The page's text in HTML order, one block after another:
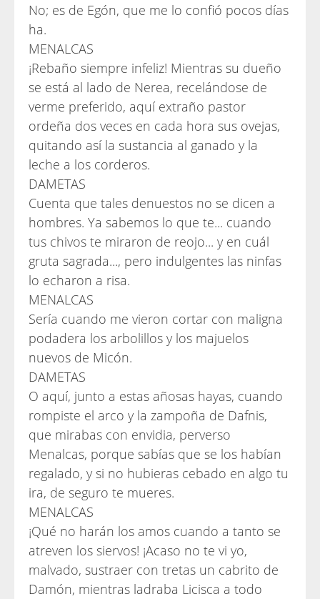
No; es de Egón, que me lo confió pocos días
ha.
MENALCAS
¡Rebaño siempre infeliz! Mientras su dueño
se está al lado de Nerea, recelándose de
verme preferido, aquí extraño pastor
ordeña dos veces en cada hora sus ovejas,
quitando así la sustancia al ganado y la
leche a los corderos.
DAMETAS
Cuenta que tales denuestos no se dicen a
hombres. Ya sabemos lo que te... cuando
tus chivos te miraron de reojo... y en cuál
gruta sagrada..., pero indulgentes las ninfas
lo echaron a risa.
MENALCAS
Sería cuando me vieron cortar con maligna
podadera los arbolillos y los majuelos
nuevos de Micón.
DAMETAS
O aquí, junto a estas añosas hayas, cuando
rompiste el arco y la zampoña de Dafnis,
que mirabas con envidia, perverso
Menalcas, porque sabías que se los habían
regalado, y si no hubieras cebado en algo tu
ira, de seguro te mueres.
MENALCAS
¡Qué no harán los amos cuando a tanto se
atreven los siervos! ¡Acaso no te vi yo,
malvado, sustraer con tretas un cabrito de
Damón, mientras ladraba Licisca a todo